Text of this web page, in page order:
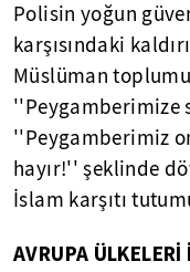
Polisin yoğun
karşısındaki
Müslüman
''Peygamberimize
''Peygamberimiz
hayır!'' şeklinde
İslam karşıtı
AVRUPA